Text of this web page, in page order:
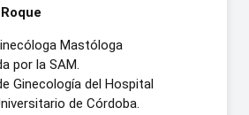
Mastóloga
por la SAM.
Ginecología del Hospital
de Córdoba.